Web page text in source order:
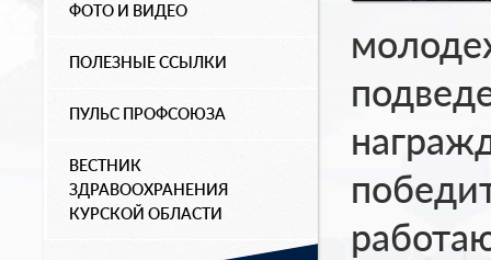
ФОТО И ВИДЕО
ПОЛЕЗНЫЕ ССЫЛКИ
ПУЛЬС ПРОФСОЮЗА
ВЕСТНИК
ЗДРАВООХРАНЕНИЯ
КУРСКОЙ ОБЛАСТИ